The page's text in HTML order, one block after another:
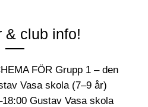
& club info!
FÖR Grupp 1 – den
Vasa skola (7–9 år)
Gustav Vasa skola